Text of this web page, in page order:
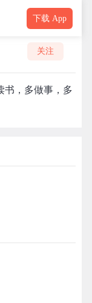
下载 App
关注
书，多做事，多